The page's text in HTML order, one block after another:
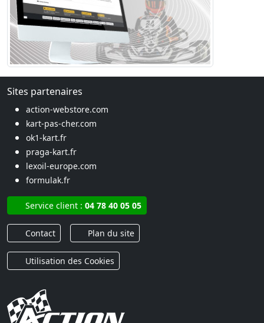
Sites partenaires
action-webstore.com
kart-pas-cher.com
ok1-kart.fr
praga-kart.fr
lexoil-europe.com
formulak.fr
Service client : 04 78 40 05 05
Contact Plan du site
Utilisation des Cookies